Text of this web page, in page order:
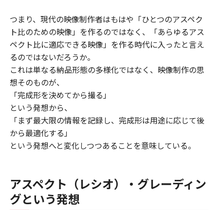
つまり、現代の映像制作者はもはや「ひとつのアスペク
ト比のための映像」を作るのではなく、「あらゆるアス
ペクト比に適応できる映像」を作る時代に入ったと言え
るのではないだろうか。
これは単なる納品形態の多様化ではなく、映像制作の思
想そのものが、
「完成形を決めてから撮る」
という発想から、
「まず最大限の情報を記録し、完成形は用途に応じて後
から最適化する」
という発想へと変化しつつあることを意味している。
アスペクト（レシオ）・グレーディン
グという発想